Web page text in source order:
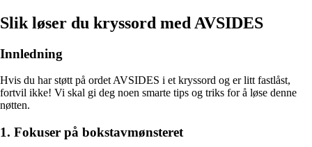
Slik løser du kryssord med AVSIDES
Innledning
Hvis du har støtt på ordet AVSIDES i et kryssord og er litt fastlåst,
fortvil ikke! Vi skal gi deg noen smarte tips og triks for å løse denne
nøtten.
1. Fokuser på bokstavmønsteret